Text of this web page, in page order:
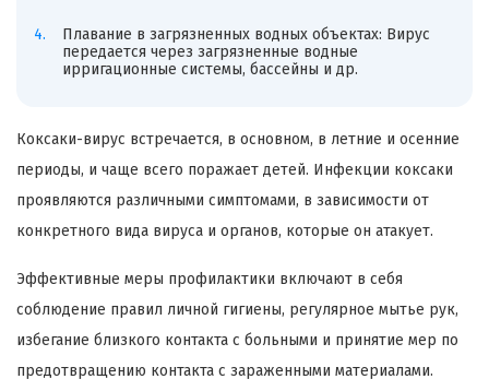
Плавание в загрязненных водных объектах: Вирус
передается через загрязненные водные
ирригационные системы, бассейны и др.
Коксаки-вирус встречается, в основном, в летние и осенние
периоды, и чаще всего поражает детей. Инфекции коксаки
проявляются различными симптомами, в зависимости от
конкретного вида вируса и органов, которые он атакует.
Эффективные меры профилактики включают в себя
соблюдение правил личной гигиены, регулярное мытье рук,
избегание близкого контакта с больными и принятие мер по
предотвращению контакта с зараженными материалами.